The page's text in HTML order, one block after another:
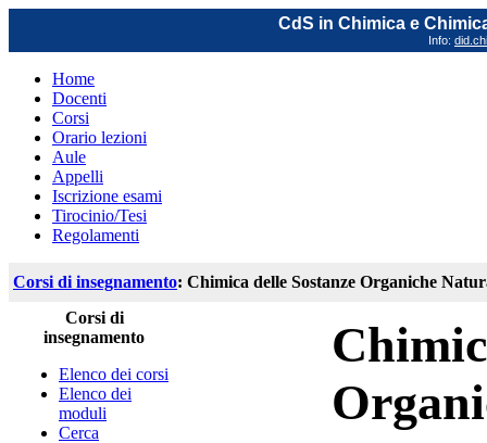
CdS in Chimica e
Info:
Home
Docenti
Corsi
Orario lezioni
Aule
Appelli
Iscrizione esami
Tirocinio/Tesi
Regolamenti
Corsi di insegnamento: Chimica delle Sostanze Organiche
Corsi di
insegnamento
Elenco dei corsi
Elenco dei
moduli
Cerca